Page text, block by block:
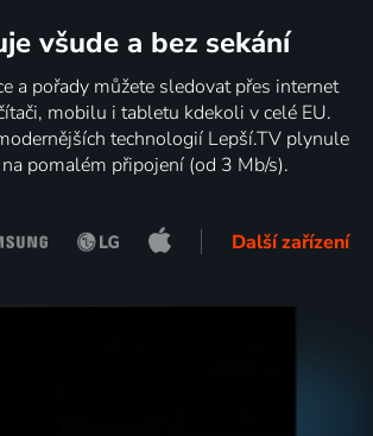
všude a bez sekání
a pořady můžete sledovat přes internet
mobilu i tabletu kdekoli v celé EU.
technologií Lepší.TV plynule
pomalém připojení (od 3 Mb/s).
Další zařízení